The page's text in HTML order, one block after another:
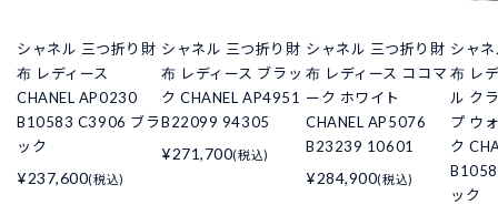
シャネル 三つ折り財
布 レディース
CHANEL AP0230
B10583 C3906 ブラ
ック
¥237,600(税込)
シャネル 三つ折り財
布 レディース ブラッ
ク CHANEL AP4951
B22099 94305
¥271,700(税込)
シャネル 三つ折り財
布 レディース ココマ
ーク ホワイト
CHANEL AP5076
B23239 10601
¥284,900(税込)
シャ
布 レ
ル ク
プ ウ
ク
ック